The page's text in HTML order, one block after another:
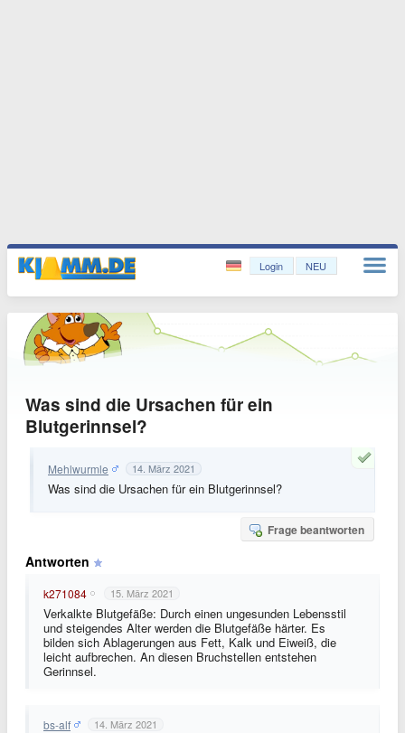
Login NEU
Was sind die Ursachen für ein
Blutgerinnsel?
Mehlwurmle 14. März 2021
Was sind die Ursachen für ein Blutgerinnsel?
Frage beantworten
Antworten
k271084 15. März 2021
Verkalkte Blutgefäße: Durch einen ungesunden Lebensstil
und steigendes Alter werden die Blutgefäße härter. Es
bilden sich Ablagerungen aus Fett, Kalk und Eiweiß, die
leicht aufbrechen. An diesen Bruchstellen entstehen
Gerinnsel.
bs-alf 14. März 2021